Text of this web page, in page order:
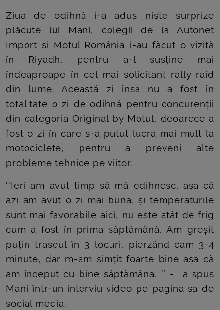
Ziua de odihnă i-a adus niște surprize
plăcute lui Mani, colegii de la Autonet
Import și Motul România i-au făcut o vizită
în Riyadh, pentru a-l susține mai
îndeaproape în cel mai solicitant rally raid
din lume. Această zi însă nu a fost în
totalitate o zi de odihnă pentru concurenții
din categoria Original by Motul, deoarece a
fost o zi în care s-a putut lucra mai mult la
motociclete, pentru a preveni alte
probleme tehnice pe viitor.
‘‘Ieri am avut timp să mă odihnesc, așa că
azi am avut o zi mai bună, și temperaturile
sunt mai favorabile aici, nu este atât de frig
cum a fost în prima săptămână. Am greșit
puțin traseul în 3 locuri, pierzând cam 3-4
minute, dar m-am simțit foarte bine așa că
am început cu bine săptămâna. ’’ - a spus
Mani într-un interviu video pe pagina sa de
social media.